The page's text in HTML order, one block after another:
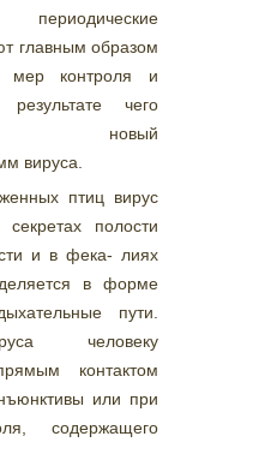
периодические
главным образом
мер контроля и
чего
новый
вируса.
птиц вирус
полости
и в фека- лиях
в форме
пути.
человеку
контактом
или при
содержащего